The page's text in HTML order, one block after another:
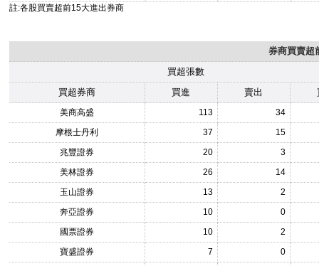
註:各股買賣超前15大進出券商
券商買賣超
買超張數
買超券商
買進 賣出
美商高盛 113
34
摩根士丹利
37
15
兆豐證券
20
3
美林證券
26
14
玉山證券
13
2
奔亞證券
10
0
國票證券
10
2
寶盛證券
7
0